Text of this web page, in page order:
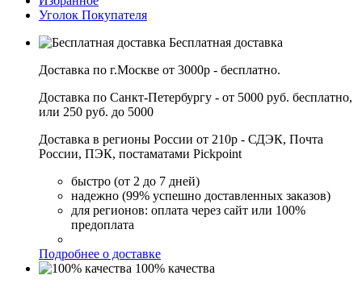
Уголок Покупателя
Бесплатная доставка
Доставка по г.Москве от 3000р - бесплатно.
Доставка по Санкт-Петербургу - от 5000 руб. бесплатно,
или 250 руб. до 5000
Доставка в регионы России от 210р - СДЭК, Почта
России, ПЭК, постаматами Pickpoint
быстро (от 2 до 7 дней)
надежно (99% успешно доставленных заказов)
для регионов: оплата через сайт или 100%
предоплата
Подробнее о доставке
100% качества